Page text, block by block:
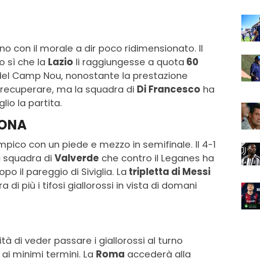
con il morale a dir poco ridimensionato. Il
sì che la Lazio li raggiungesse a quota 60
Camp Nou, nonostante la prestazione
ma la squadra di Di Francesco ha
la partita.
con un piede e mezzo in semifinale. Il 4-1
squadra di Valverde che contro il Leganes ha
il pareggio di Siviglia. La tripletta di Messi
di più i tifosi giallorossi in vista di domani
di veder passare i giallorossi al turno
minimi termini. La Roma accederà alla